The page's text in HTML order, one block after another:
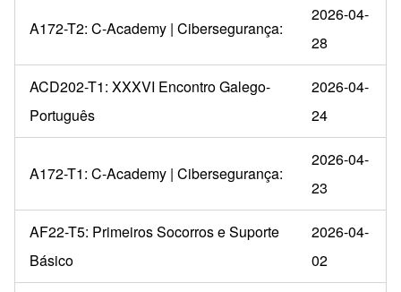
A172-T2: C-Academy | Cibersegurança:
2026-04-
28
ACD202-T1: XXXVI Encontro Galego-
Português
2026-04-
24
A172-T1: C-Academy | Cibersegurança:
2026-04-
23
AF22-T5: Primeiros Socorros e Suporte
Básico
2026-04-
02